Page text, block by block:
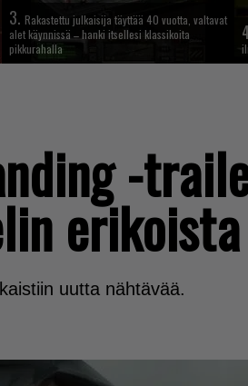
3. Rakastettu julkaisija täyttää 40 vuotta, valtavat
alet käynnissä – hanki itsellesi klassikoita
pikkurahalla
-
uutta nähtävää.